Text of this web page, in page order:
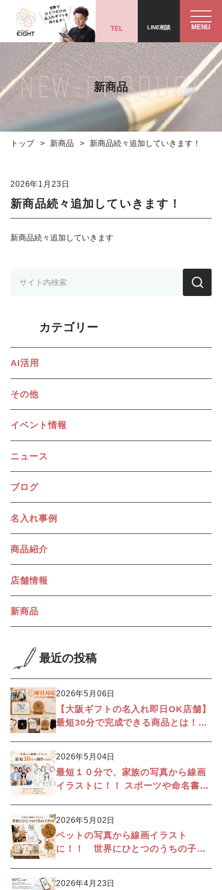
TEL LINE相談 MENU
新商品
NEW-PRODUCT
トップ > 新商品 > 新商品続々追加していきます！
2026年1月23日
新商品続々追加していきます！
新商品続々追加していきます
カテゴリー
AI活用
その他
イベント情報
ニュース
ブログ
名入れ事例
商品紹介
店舗情報
新商品
最近の投稿
2026年5月06日
【大阪ギフトの名入れ即日OK店舗】
最短30分で完成できる商品とは！？
2026年5月04日
最短１０分で、家族の写真から線画
イラストに！！ スポーツや命名書に
線画。
2026年5月02日
ペットの写真から線画イラスト
に！！ 世界にひとつのうちの子グ
2026年4月23日